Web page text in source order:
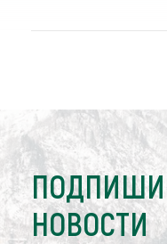
НОВОСТИ